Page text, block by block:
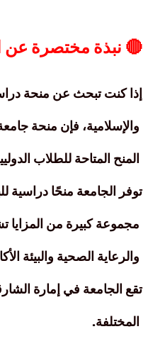
🔴 نبذة مختصرة عن
إذا كنت تبحث عن منحة
والإسلامية، فإن منحة
المنح المتاحة للطلاب الدوليين
توفر الجامعة منحًا دراسية
مجموعة كبيرة من المزايا
والرعاية الصحية والبيئة
تقع الجامعة في إمارة
المختلفة.